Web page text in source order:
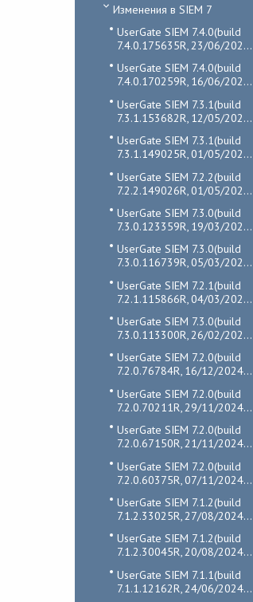
Изменения в SIEM 7
UserGate SIEM 7.4.0(build
7.4.0.175635R, 23/06/202...
UserGate SIEM 7.4.0(build
7.4.0.170259R, 16/06/202...
UserGate SIEM 7.3.1(build
7.3.1.153682R, 12/05/202...
UserGate SIEM 7.3.1(build
7.3.1.149025R, 01/05/202...
UserGate SIEM 7.2.2(build
7.2.2.149026R, 01/05/202...
UserGate SIEM 7.3.0(build
7.3.0.123359R, 19/03/202...
UserGate SIEM 7.3.0(build
7.3.0.116739R, 05/03/202...
UserGate SIEM 7.2.1(build
7.2.1.115866R, 04/03/202...
UserGate SIEM 7.3.0(build
7.3.0.113300R, 26/02/202...
UserGate SIEM 7.2.0(build
7.2.0.76784R, 16/12/2024...
UserGate SIEM 7.2.0(build
7.2.0.70211R, 29/11/2024...
UserGate SIEM 7.2.0(build
7.2.0.67150R, 21/11/2024...
UserGate SIEM 7.2.0(build
7.2.0.60375R, 07/11/2024...
UserGate SIEM 7.1.2(build
7.1.2.33025R, 27/08/2024...
UserGate SIEM 7.1.2(build
7.1.2.30045R, 20/08/2024...
UserGate SIEM 7.1.1(build
7.1.1.12162R, 24/06/2024...